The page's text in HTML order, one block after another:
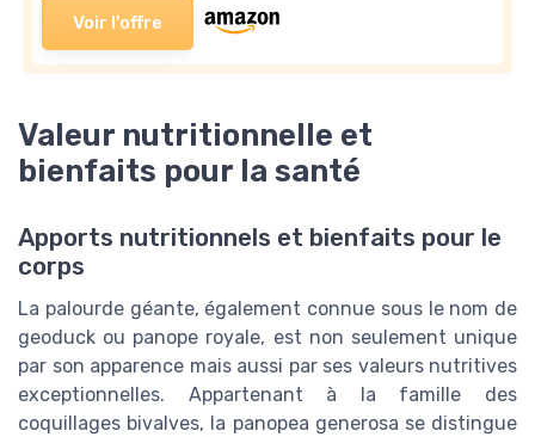
Voir l'offre
Valeur nutritionnelle et
bienfaits pour la santé
Apports nutritionnels et bienfaits pour le
corps
La palourde géante, également connue sous le nom de
geoduck ou panope royale, est non seulement unique
par son apparence mais aussi par ses valeurs nutritives
exceptionnelles. Appartenant à la famille des
coquillages bivalves, la panopea generosa se distingue